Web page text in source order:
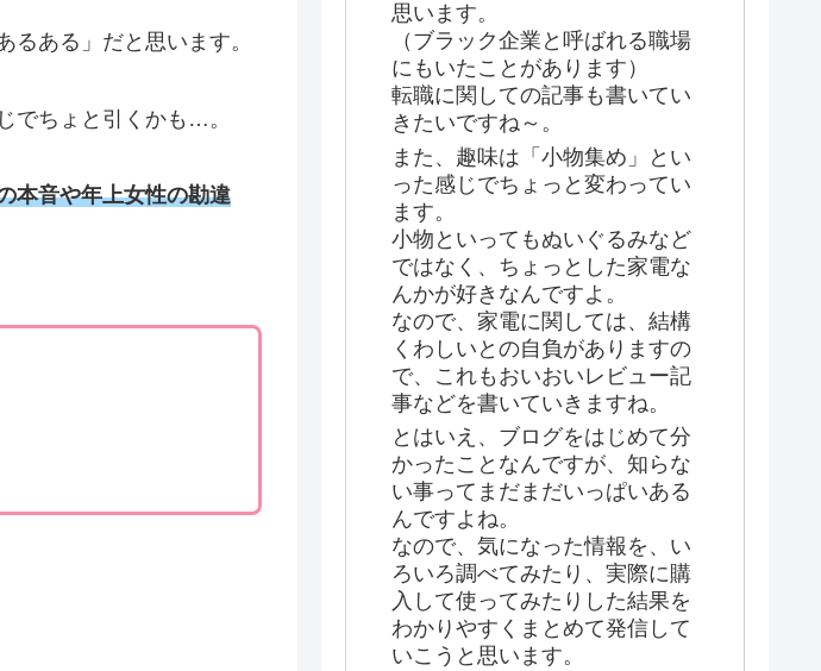
ある」だと思います。
でちょと引くかも…。
本音や年上女性の勘違
思います。
（ブラック企業と呼ばれる職場
にもいたことがあります）
転職に関しての記事も書いてい
きたいですね～。
また、趣味は「小物集め」とい
った感じでちょっと変わってい
ます。
小物といってもぬいぐるみなど
ではなく、ちょっとした家電な
んかが好きなんですよ。
なので、家電に関しては、結構
くわしいとの自負がありますの
で、これもおいおいレビュー記
事などを書いていきますね。
とはいえ、ブログをはじめて分
かったことなんですが、知らな
い事ってまだまだいっぱいある
んですよね。
なので、気になった情報を、い
ろいろ調べてみたり、実際に購
入して使ってみたりした結果を
わかりやすくまとめて発信して
いこうと思います。